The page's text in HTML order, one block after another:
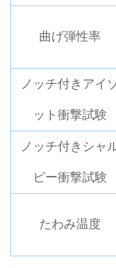
曲げ弾性率
ノッチ付きアイ
ット衝撃試験
ノッチ付きシャ
ピー衝撃試験
たわみ温度